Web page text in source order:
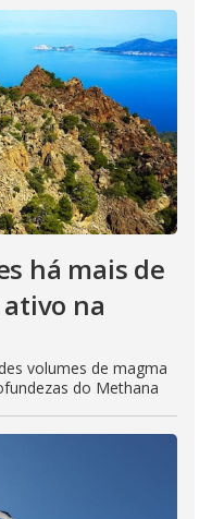
há mais de
na
volumes de magma
do Methana